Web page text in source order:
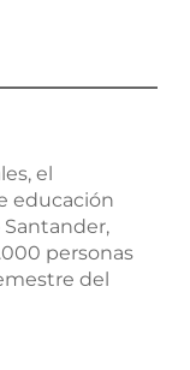
el
educación
personas
del